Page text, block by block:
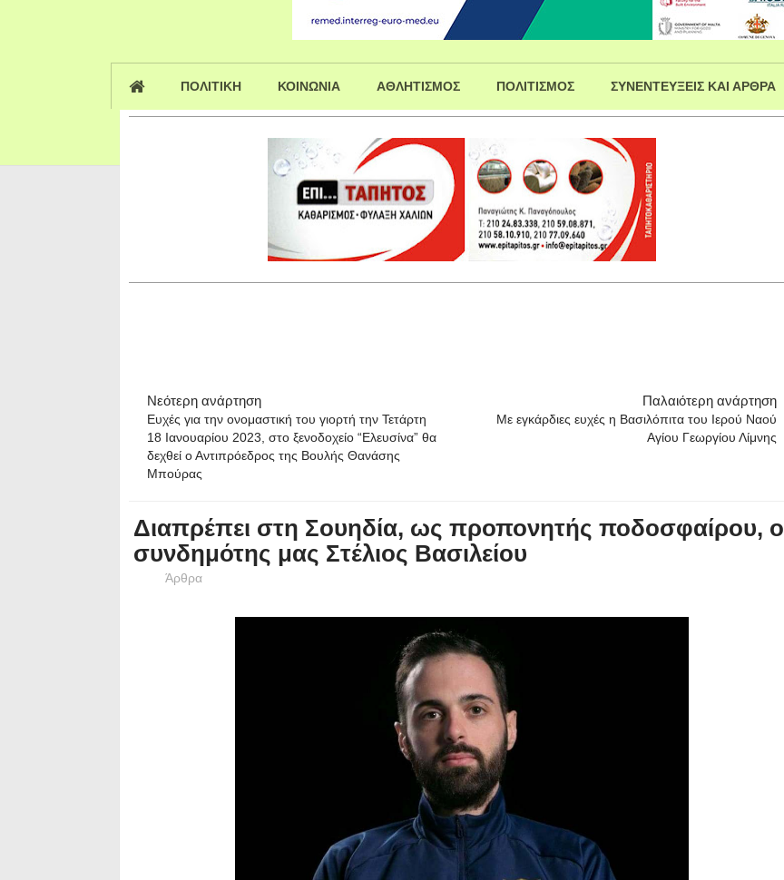
ΠΟΛΙΤΙΚΗ ΚΟΙΝΩΝΙΑ ΑΘΛΗΤΙΣΜΟΣ ΠΟΛΙΤΙΣΜΟΣ ΣΥΝΕΝΤΕΥΞΕΙΣ ΚΑΙ ΑΡΘΡΑ
Νεότερη ανάρτηση
Ευχές για την ονομαστική του γιορτή την Τετάρτη
18 Ιανουαρίου 2023, στο ξενοδοχείο “Ελευσίνα” θα
δεχθεί ο Αντιπρόεδρος της Βουλής Θανάσης
Μπούρας
Παλαιότερη ανάρτηση
Με εγκάρδιες ευχές η Βασιλόπιτα του Ιερού Ναού
Αγίου Γεωργίου Λίμνης
Διαπρέπει στη Σουηδία, ως προπονητής ποδοσφαίρου, ο
συνδημότης μας Στέλιος Βασιλείου
Άρθρα